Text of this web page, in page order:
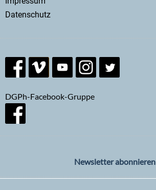
Datenschutz
DGPh-Facebook-Gruppe
Newsletter abonnieren